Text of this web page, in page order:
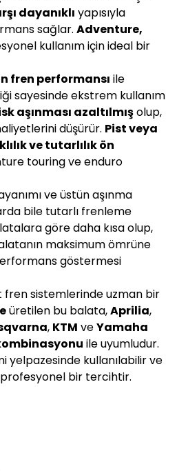
dayanıklı yapısıyla
sağlar.Adventure,
kullanım için ideal bir
fren performansı ile
sayesinde ekstrem kullanım
aşınması azaltılmışolup,
düşürür. Pist veya
ve tutarlılık ön
touring ve enduro
ve üstün aşınma
bile tutarlı frenleme
göre daha kısa olup,
maksimum ömrüne
göstermesi
fren sistemlerinde uzman bir
üretilen bu balata,Aprilia,
, KTM veYamaha
ile uyumludur.
yelpazesinde kullanılabilir ve
bir tercihtir.